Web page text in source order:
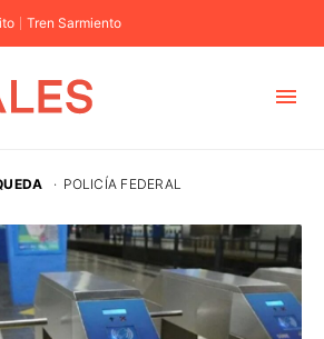
Tren Sarmiento
· POLICÍA FEDERAL